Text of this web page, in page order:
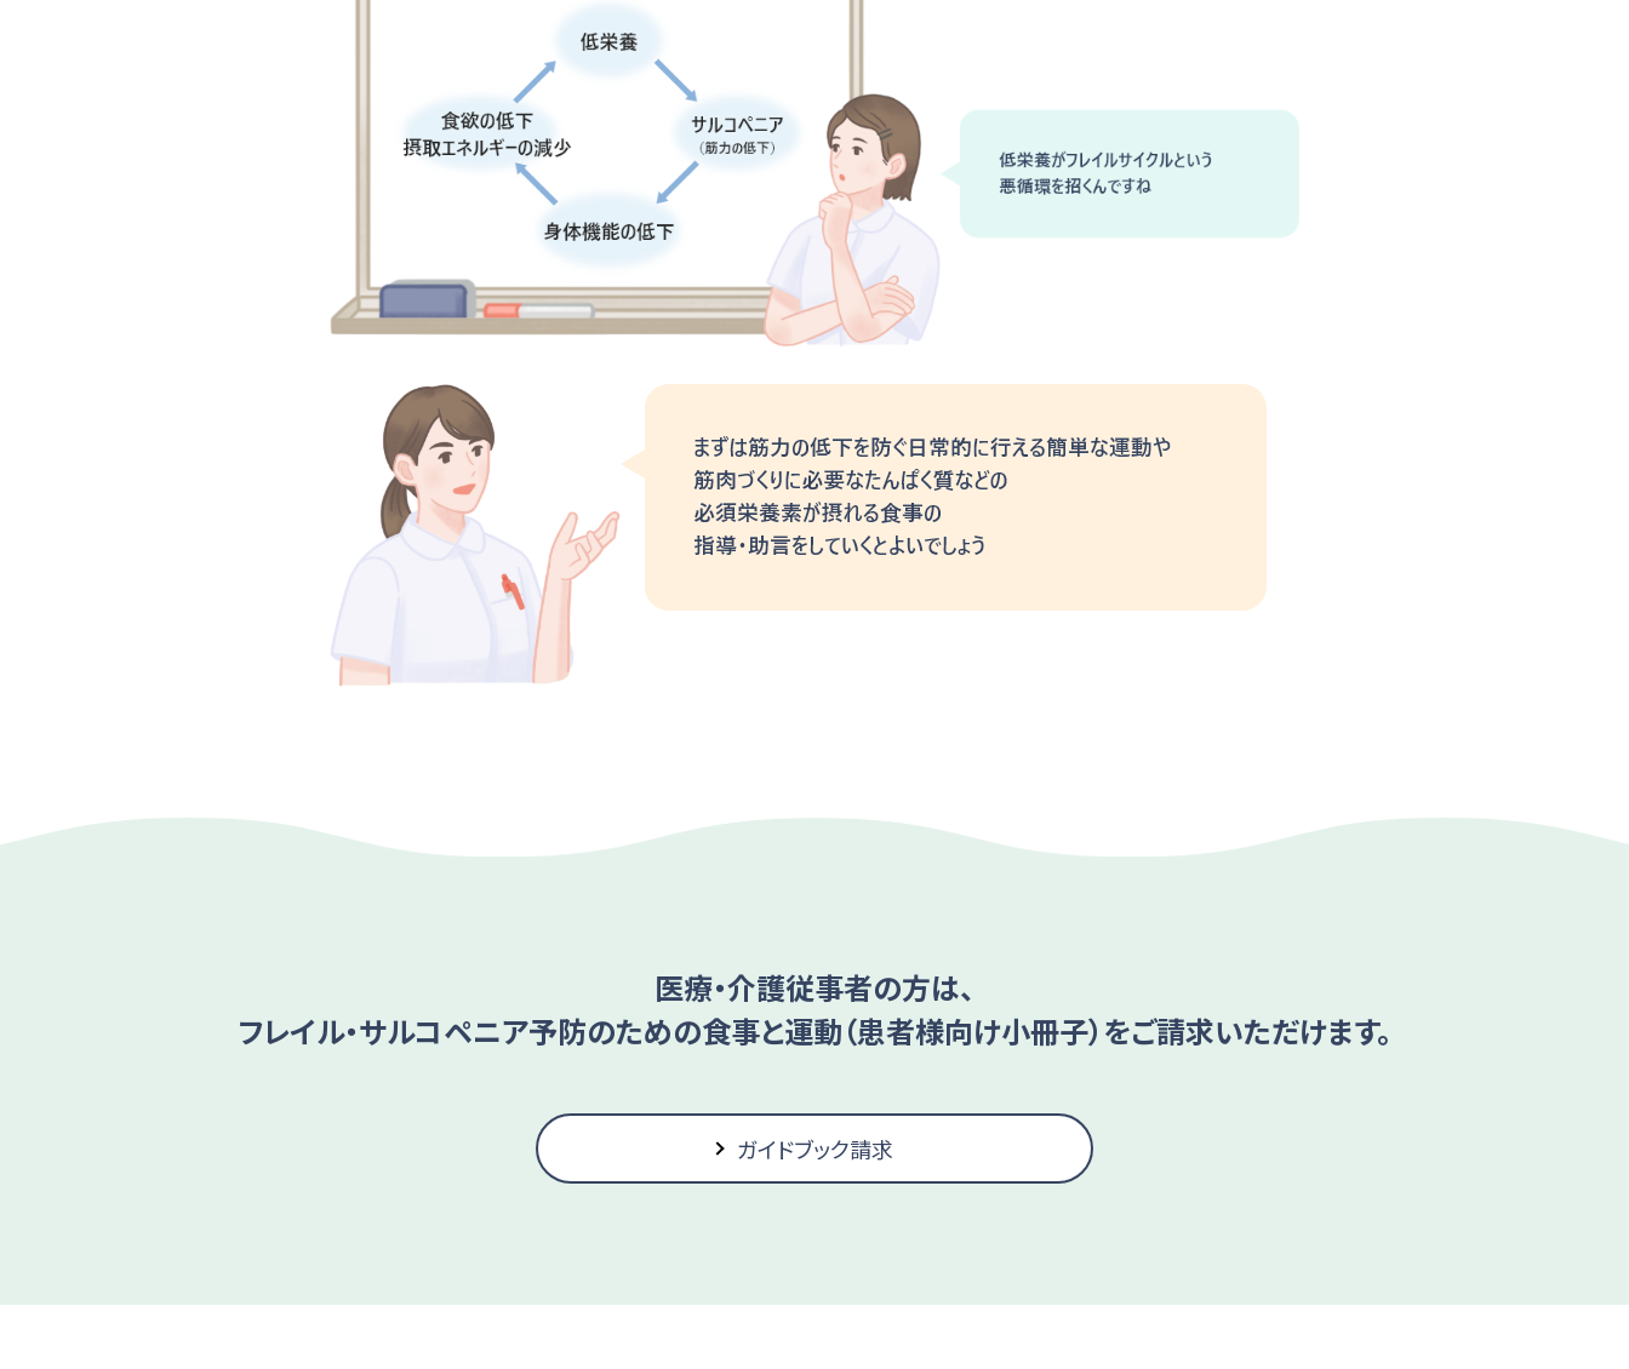
医療・介護従事者の方は、
フレイル・サルコペニア予防のための食事と運動（患者様向け小冊子）をご請求いただけます。
ガイドブック請求